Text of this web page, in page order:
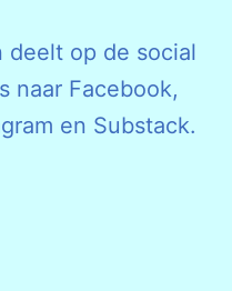
deelt op de social
naar Facebook,
en Substack.